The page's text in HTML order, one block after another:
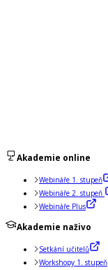
Akademie online
Webináře 1. stupeň
Webináře 2. stupeň
Webináře Plus
Akademie naživo
Setkání učitelů
Workshopy 1. stupeň